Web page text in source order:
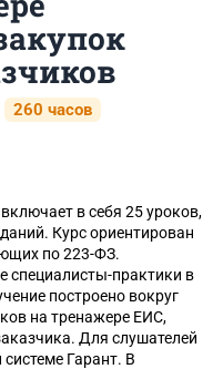
260 часов
в себя 25 уроков,
Курс ориентирован
по 223-ФЗ.
специалисты-практики в
построено вокруг
на тренажере ЕИС,
Для слушателей
Гарант. В